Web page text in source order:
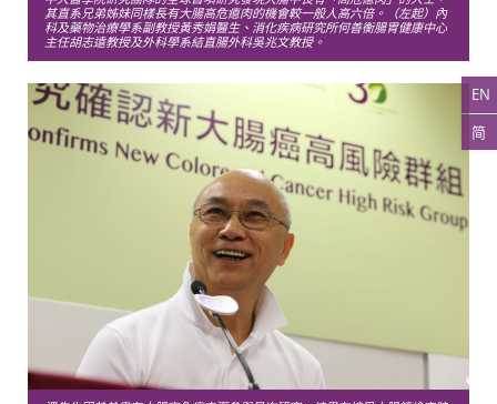
EN
简
其直系兄弟姊妹同樣長有大腸高危瘜肉的機會較一般人高六倍。（左起）內
科及藥物治療學系副教授黃秀娟醫生、消化疾病研究所何善衡腸胃健康中心
主任胡志遠教授及外科學系結直腸外科吳兆文教授。